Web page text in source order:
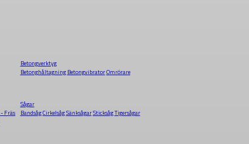
Betongverktyg
Betonghåltagning BetongvibratorOmrörare
Fräs
Sågar
BandsågCirkelsågSänksågarSticksågTigersågar